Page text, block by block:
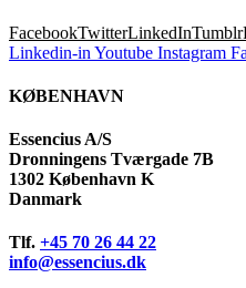
FacebookTwitterLinkedInTumblr
Linkedin-in Youtube Instagram
KØBENHAVN
Essencius A/S
Dronningens Tværgade 7B
1302 København K
Danmark
Tlf. +45 70 26 44 22
info@essencius.dk